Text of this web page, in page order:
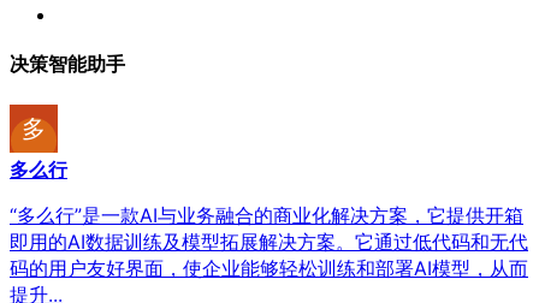
决策智能助手
多么行
“多么行”是一款AI与业务融合的商业化解决方案，它提供开箱
即用的AI数据训练及模型拓展解决方案。它通过低代码和无代
码的用户友好界面，使企业能够轻松训练和部署AI模型，从而
提升...